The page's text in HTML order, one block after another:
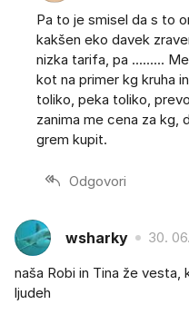
Pa to je smisel da s to
kakšen eko davek
nizka tarifa, pa .........
kot na primer kg kruha
toliko, peka toliko,
zanima me cena za kg,
grem kupit.
Odgovori
wsharky 30.
naša Robi in Tina že vesta,
ljudeh